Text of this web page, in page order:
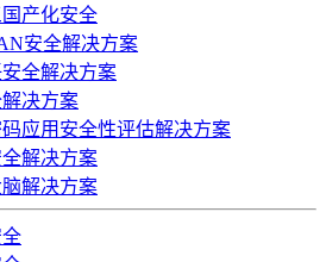
产化安全
安全解决方案
全解决方案
决方案
应用安全性评估解决方案
解决方案
解决方案